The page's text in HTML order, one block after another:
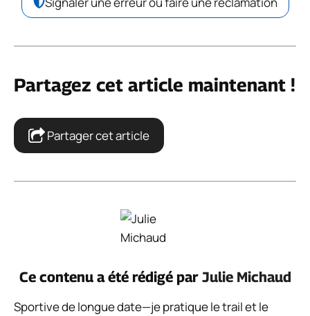
Partagez cet article maintenant !
Partager cet article
Ce contenu a été rédigé par Julie Michaud
Sportive de longue date—je pratique le trail et le